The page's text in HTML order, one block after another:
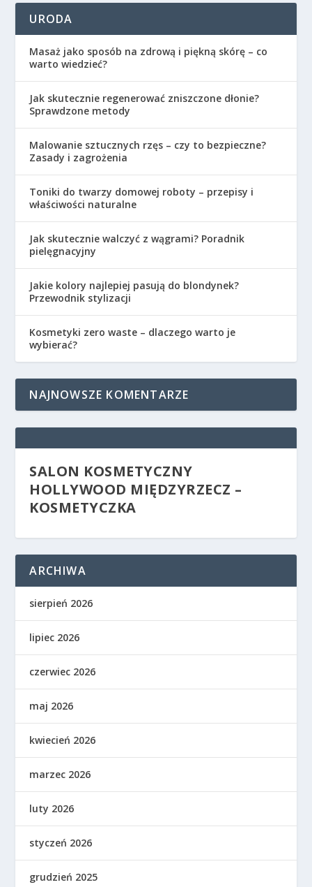
URODA
Masaż jako sposób na zdrową i piękną skórę – co
warto wiedzieć?
Jak skutecznie regenerować zniszczone dłonie?
Sprawdzone metody
Malowanie sztucznych rzęs – czy to bezpieczne?
Zasady i zagrożenia
Toniki do twarzy domowej roboty – przepisy i
właściwości naturalne
Jak skutecznie walczyć z wągrami? Poradnik
pielęgnacyjny
Jakie kolory najlepiej pasują do blondynek?
Przewodnik stylizacji
Kosmetyki zero waste – dlaczego warto je
wybierać?
NAJNOWSZE KOMENTARZE
SALON KOSMETYCZNY
HOLLYWOOD MIĘDZYRZECZ –
KOSMETYCZKA
ARCHIWA
sierpień 2026
lipiec 2026
czerwiec 2026
maj 2026
kwiecień 2026
marzec 2026
luty 2026
styczeń 2026
grudzień 2025